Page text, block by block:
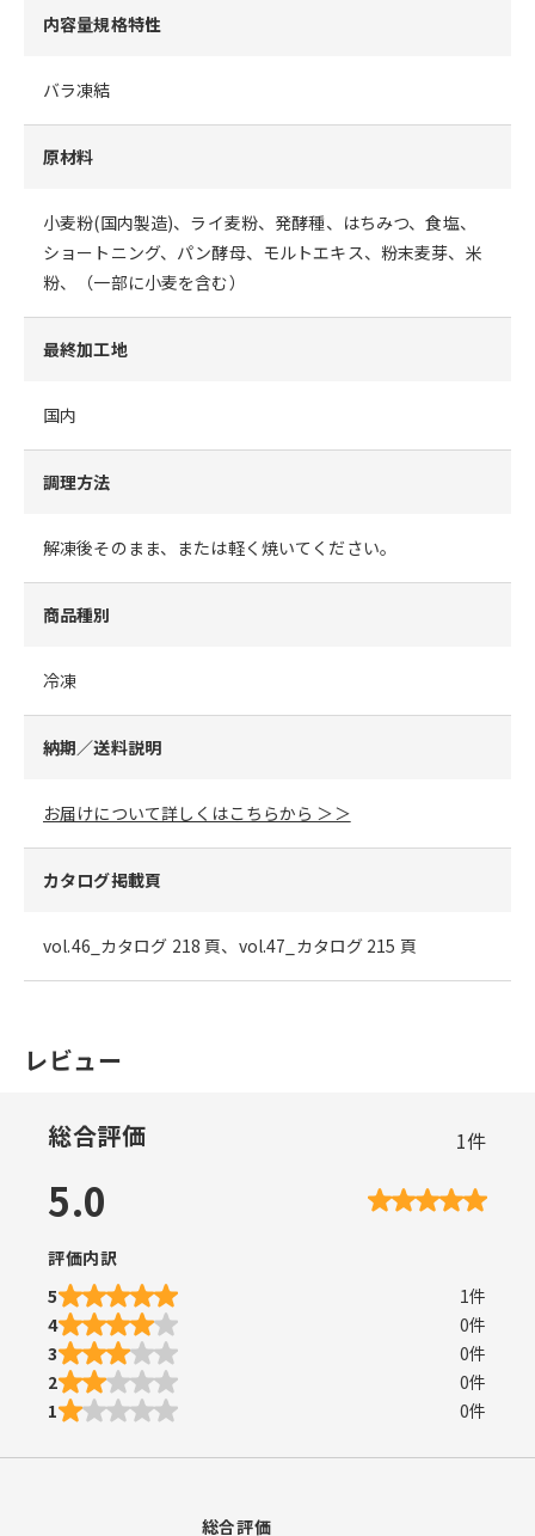
内容量規格特性
バラ凍結
原材料
小麦粉(国内製造)、ライ麦粉、発酵種、はちみつ、食塩、
ショートニング、パン酵母、モルトエキス、粉末麦芽、米
粉、（一部に小麦を含む）
最終加工地
国内
調理方法
解凍後そのまま、または軽く焼いてください。
商品種別
冷凍
納期／送料説明
お届けについて詳しくはこちらから ＞＞
カタログ掲載頁
vol.46_カタログ 218 頁、vol.47_カタログ 215 頁
レビュー
総合評価 1件
5.0
評価内訳
5
1件
4
0件
3
0件
2
0件
1
0件